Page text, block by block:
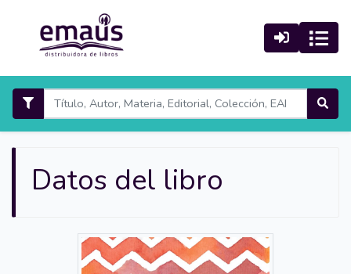
Datos del libro